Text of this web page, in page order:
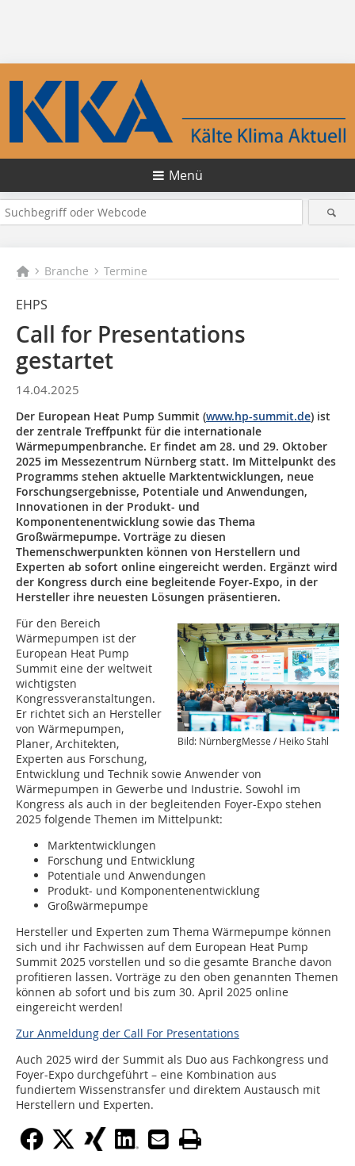
Menü
Branche Termine
EHPS
Call for Presentations
gestartet
14.04.2025
Der European Heat Pump Summit (www.hp-summit.de) ist
der zentrale Treffpunkt für die internationale
Wärmepumpenbranche. Er findet am 28. und 29. Oktober
2025 im Messezentrum Nürnberg statt. Im Mittelpunkt des
Programms stehen aktuelle Marktentwicklungen, neue
Forschungsergebnisse, Potentiale und Anwendungen,
Innovationen in der Produkt- und
Komponentenentwicklung sowie das Thema
Großwärmepumpe. Vorträge zu diesen
Themenschwerpunkten können von Herstellern und
Experten ab sofort online eingereicht werden. Ergänzt wird
der Kongress durch eine begleitende Foyer-Expo, in der
Hersteller ihre neuesten Lösungen präsentieren.
Bild: NürnbergMesse / Heiko Stahl
Für den Bereich
Wärmepumpen ist der
European Heat Pump
Summit eine der weltweit
wichtigsten
Kongressveranstaltungen.
Er richtet sich an Hersteller
von Wärmepumpen,
Planer, Architekten,
Experten aus Forschung,
Entwicklung und Technik sowie Anwender von
Wärmepumpen in Gewerbe und Industrie. Sowohl im
Kongress als auch in der begleitenden Foyer-Expo stehen
2025 folgende Themen im Mittelpunkt:
Marktentwicklungen
Forschung und Entwicklung
Potentiale und Anwendungen
Produkt- und Komponentenentwicklung
Großwärmepumpe
Hersteller und Experten zum Thema Wärmepumpe können
sich und ihr Fachwissen auf dem European Heat Pump
Summit 2025 vorstellen und so die gesamte Branche davon
profitieren lassen. Vorträge zu den oben genannten Themen
können ab sofort und bis zum 30. April 2025 online
eingereicht werden!
Zur Anmeldung der Call For Presentations
Auch 2025 wird der Summit als Duo aus Fachkongress und
Foyer-Expo durchgeführt – eine Kombination aus
fundiertem Wissenstransfer und direktem Austausch mit
Herstellern und Experten.